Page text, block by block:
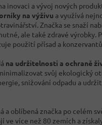
inovaci a vývoj nových
na výživu a využívá
Značka se snaží
ale také zdravé výrobky.
použití přísad a
na udržitelnosti a ochraně
svůj ekologický
snižování odpadu a
a oblíbená značka po celém
ve více než 80 zemích a